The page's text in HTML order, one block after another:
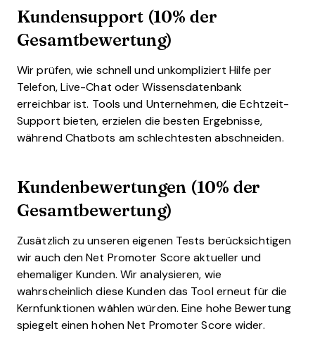
Kundensupport (10% der
Gesamtbewertung)
Wir prüfen, wie schnell und unkompliziert Hilfe per
Telefon, Live-Chat oder Wissensdatenbank
erreichbar ist. Tools und Unternehmen, die Echtzeit-
Support bieten, erzielen die besten Ergebnisse,
während Chatbots am schlechtesten abschneiden.
Kundenbewertungen (10% der
Gesamtbewertung)
Zusätzlich zu unseren eigenen Tests berücksichtigen
wir auch den Net Promoter Score aktueller und
ehemaliger Kunden. Wir analysieren, wie
wahrscheinlich diese Kunden das Tool erneut für die
Kernfunktionen wählen würden. Eine hohe Bewertung
spiegelt einen hohen Net Promoter Score wider.